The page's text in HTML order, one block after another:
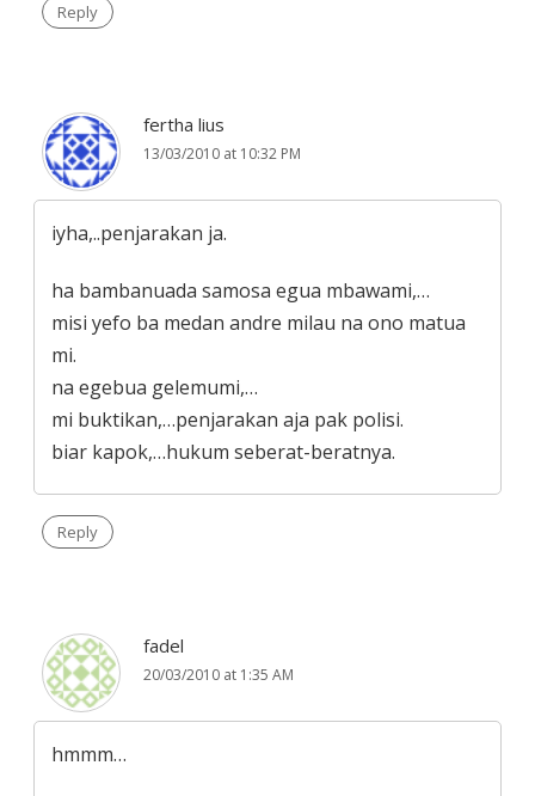
Reply
fertha lius
13/03/2010 at 10:32 PM
iyha,..penjarakan ja.
ha bambanuada samosa egua mbawami,…
misi yefo ba medan andre milau na ono matua
mi.
na egebua gelemumi,…
mi buktikan,…penjarakan aja pak polisi.
biar kapok,…hukum seberat-beratnya.
Reply
fadel
20/03/2010 at 1:35 AM
hmmm…